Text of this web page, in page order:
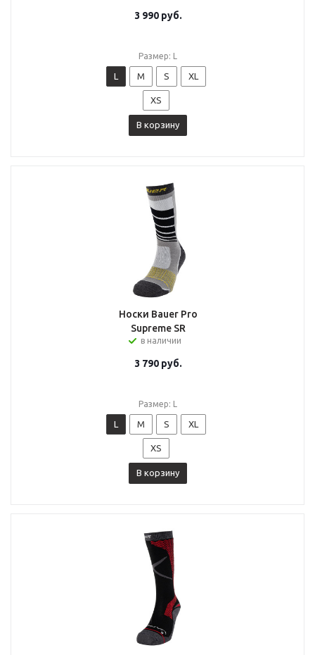
3 990руб.
Размер: L
L M S XL
XS
В корзину
Носки Bauer Pro
Supreme SR
в наличии
3 790руб.
Размер: L
L M S XL
XS
В корзину